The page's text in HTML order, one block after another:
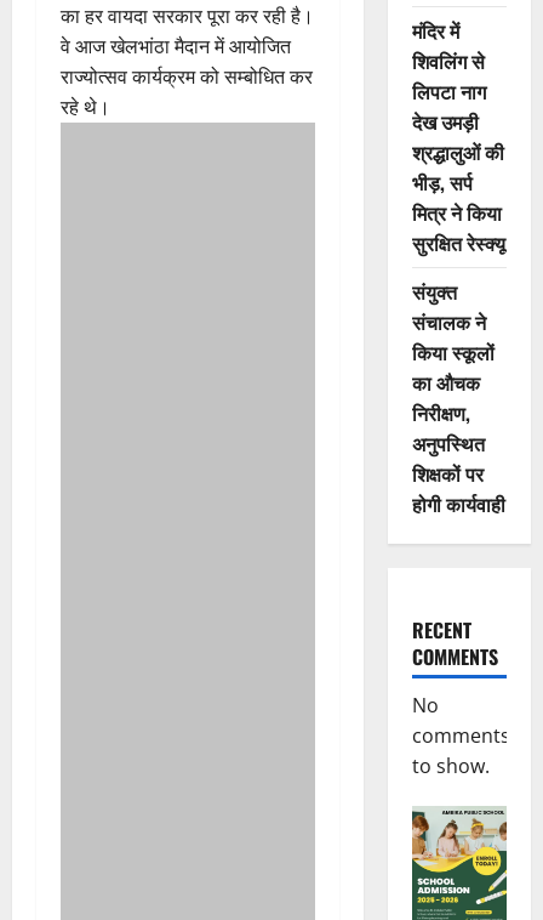
का हर वायदा सरकार पूरा कर रही है।
वे आज खेलभांठा मैदान में आयोजित
राज्योत्सव कार्यक्रम को सम्बोधित कर
रहे थे।
मंदिर में
शिवलिंग से
लिपटा नाग
देख उमड़ी
श्रद्धालुओं की
भीड़, सर्प
मित्र ने किया
सुरक्षित रेस्क्यू
संयुक्त
संचालक ने
किया स्कूलों
का औचक
निरीक्षण,
अनुपस्थित
शिक्षकों पर
होगी कार्यवाही
RECENT
COMMENTS
No
comments
to show.